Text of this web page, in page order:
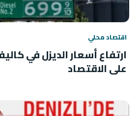
اقتصاد محلي
ارتفاع أسعار الديزل في
على الاقتصاد